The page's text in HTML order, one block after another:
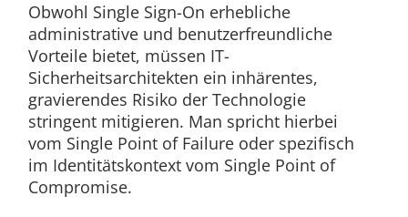
Obwohl Single Sign-On erhebliche
administrative und benutzerfreundliche
Vorteile bietet, müssen IT-
Sicherheitsarchitekten ein inhärentes,
gravierendes Risiko der Technologie
stringent mitigieren. Man spricht hierbei
vom Single Point of Failure oder spezifisch
im Identitätskontext vom Single Point of
Compromise.